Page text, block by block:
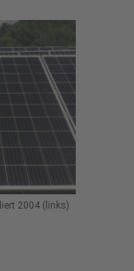
2004 (links)